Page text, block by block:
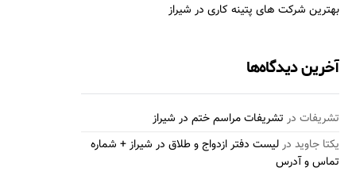
بهترین شرکت های پتینه کاری در شیراز
آخرین دیدگاه‌ها
تشریفات در تشریفات مراسم ختم در شیراز
یکتا جاوید درلیست دفتر ازدواج و طلاق در شیراز + شماره
تماس و آدرس